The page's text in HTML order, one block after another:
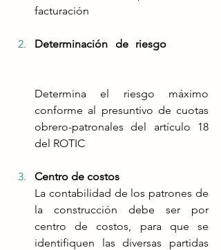
facturación
Determinación de riesgo
Determina el riesgo máximo
conforme al presuntivo de cuotas
obrero-patronales del artículo 18
del ROTIC
Centro de costos
La contabilidad de los patrones de
la construcción debe ser por
centro de costos, para que se
identifiquen las diversas partidas